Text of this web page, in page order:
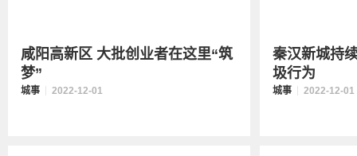
咸阳高新区 大批创业者在这里“筑
梦”
城事 2022-12-01
秦汉新城持
圾行为
城事 2022-12-01